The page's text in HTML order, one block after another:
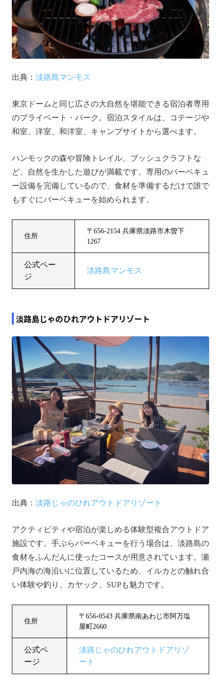
出典： 淡路島マンモス
東京ドームと同じ広さの大自然を堪能できる宿泊者専用
のプライベート・パーク。宿泊スタイルは、コテージや
和室、洋室、和洋室、キャンプサイトから選べます。
ハンモックの森や冒険トレイル、ブッシュクラフトな
ど、自然を生かした遊びが満載です。専用のバーベキュ
ー設備を完備しているので、食材を準備するだけで誰で
もすぐにバーベキューを始められます。
住所
〒656-2154 兵庫県淡路市木曽下
1267
公式ペー
ジ
淡路島マンモス
淡路島じゃのひれアウトドアリゾート
出典： 淡路じゃのひれアウトドアリゾート
アクティビティや宿泊が楽しめる体験型複合アウトドア
施設です。手ぶらバーベキューを行う場合は、淡路島の
食材をふんだんに使ったコースが用意されています。瀬
戸内海の海沿いに位置しているため、イルカとの触れ合
い体験や釣り、カヤック、SUPも魅力です。
住所
〒656-0543 兵庫県南あわじ市阿万塩
屋町2660
公式ペ
ージ
淡路じゃのひれアウトドアリゾ
ート